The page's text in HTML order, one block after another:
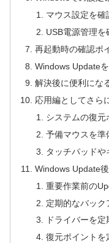
マウス設定を確
USB電源管理を
再起動時の確認ポ
Windows Update
解決後に便利にな
応用編としてさら
システムの復元
予備マウスを準
タッチパッド
Windows Update
重要作業前の
定期的なバック
ドライバーを定
復元ポイントを